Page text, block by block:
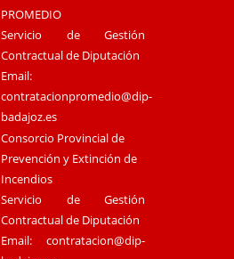
PROMEDIO
Servicio de Gestión
Contractual de Diputación
Email:
contratacionpromedio@dip-
badajoz.es
Consorcio Provincial de
Prevención y Extinción de
Incendios
Servicio de Gestión
Contractual de Diputación
Email:contratacion@dip-